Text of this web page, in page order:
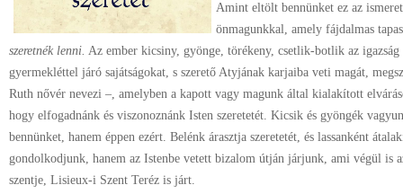
Amint eltölt bennünket ez az
önmagunkkal, amely fájdalmas
szeretnék lenni. Az ember kicsiny, gyönge, törékeny, csetlik-botlik az igazság
gyermekléttel járó sajátságokat, s szerető Atyjának karjaiba veti magát,
Ruth nővér nevezi –, amelyben a kapott vagy magunk által kialakított
hogy elfogadnánk és viszonoznánk Isten szeretetét. Kicsik és gyöngék
bennünket, hanem éppen ezért. Belénk árasztja szeretetét, és lassanként
gondolkodjunk, hanem az Istenbe vetett bizalom útján járjunk, ami végül is
szentje, Lisieux-i Szent Teréz is járt.